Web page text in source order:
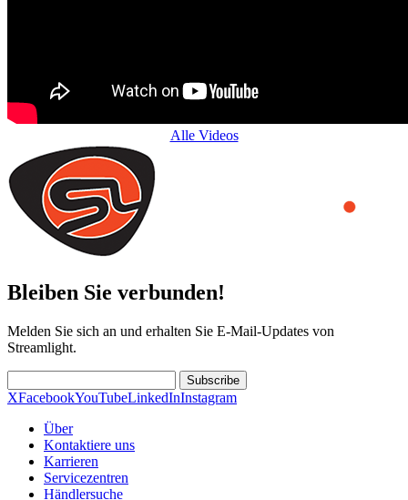
Alle Videos
Bleiben Sie verbunden!
Melden Sie sich an und erhalten Sie E-Mail-Updates von
Streamlight.
Subscribe
XFacebookYouTubeLinkedInInstagram
Über
Kontaktiere uns
Karrieren
Servicezentren
Händlersuche